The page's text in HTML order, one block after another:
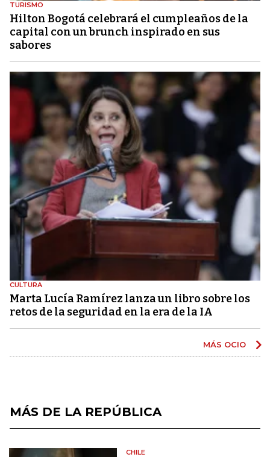
TURISMO
Hilton Bogotá celebrará el cumpleaños de la
capital con un brunch inspirado en sus
sabores
CULTURA
Marta Lucía Ramírez lanza un libro sobre los
retos de la seguridad en la era de la IA
MÁS OCIO
MÁS DE LA REPÚBLICA
CHILE